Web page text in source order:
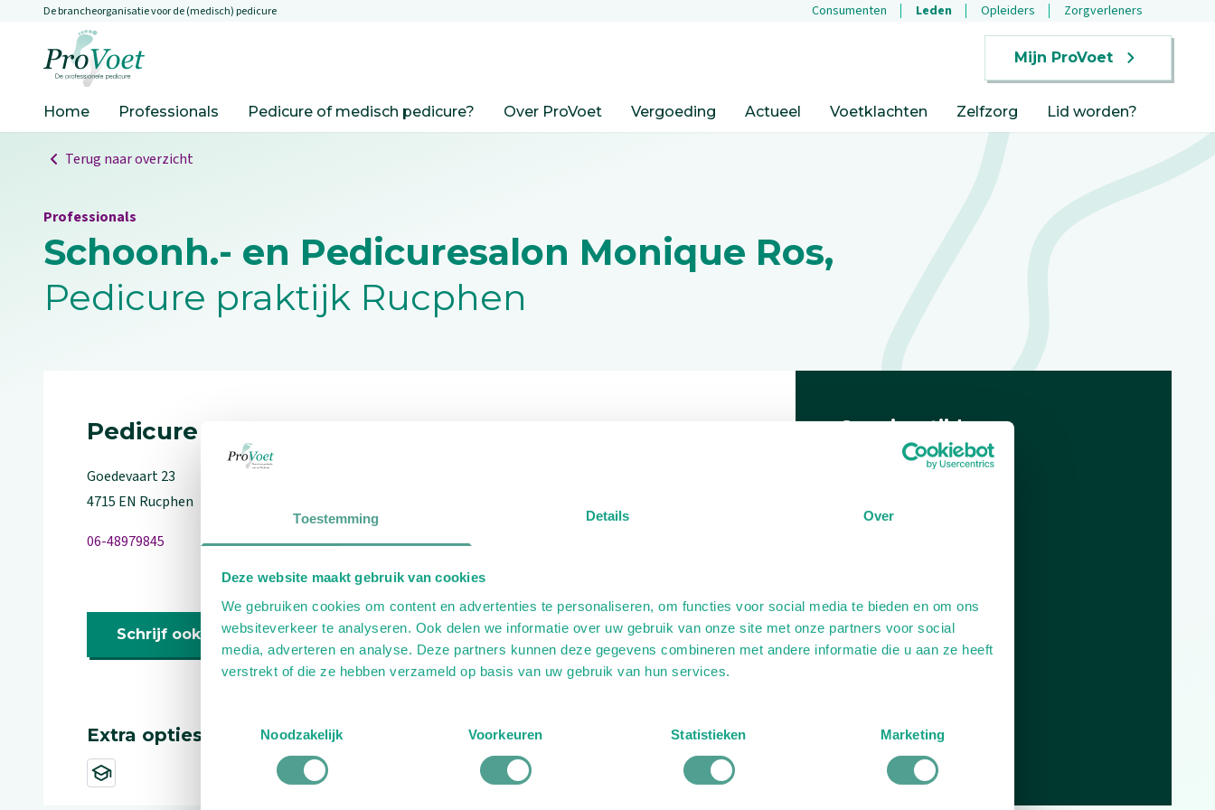
Toestemming Details Over
Deze website maakt gebruik van cookies
We gebruiken cookies om content en advertenties te personaliseren, om functies voor social media te bieden en om ons
websiteverkeer te analyseren. Ook delen we informatie over uw gebruik van onze site met onze partners voor social
media, adverteren en analyse. Deze partners kunnen deze gegevens combineren met andere informatie die u aan ze heeft
verstrekt of die ze hebben verzameld op basis van uw gebruik van hun services.
Noodzakelijk
Voorkeuren Statistieken Marketing
Overslaan en naar de inhoud gaan
De brancheorganisatie voor de (medisch) pedicure Consumenten Leden Opleiders Zorgverleners
Mijn ProVoet
Home Professionals Pedicure of medisch pedicure? Over ProVoet Vergoeding Actueel Voetklachten Zelfzorg Lid worden?
Terug naar overzicht
Professionals
Schoonh.- en Pedicuresalon Monique Ros,
Pedicure praktijk Rucphen
Pedicure
Goedevaart23
4715 EN Rucphen
06-48979845
Schrijf ook een review
Extra opties
Openingstijden
Plan je route